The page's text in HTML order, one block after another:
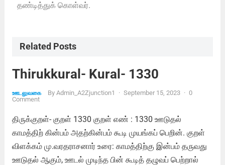
தண்டித்துக் கொள்வர்.
Related Posts
Thirukkural- Kural- 1330
ஊடலுவகை By Admin_A2Zjunction1 · September 15, 2023 · 0
Comment
திருக்குறள்- குறள் 1330 குறள் எண் : 1330 ஊடுதல்
காமத்திற் கின்பம் அதற்கின்பம் கூடி முயங்கப் பெறின். குறள்
விளக்கம் மு.வரதராசனார் உரை: காமத்திற்கு இன்பம் தருவது
ஊடுதல் ஆகும், ஊடல் முடிந்த பின் கூடித் தழுவப் பெற்றால்